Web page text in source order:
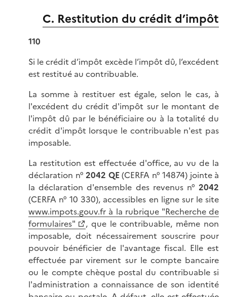
C. Restitution du crédit d’impôt
110
Si le crédit d’impôt excède l’impôt dû, l’excédent
est restitué au contribuable.
La somme à restituer est égale, selon le cas, à
l'excédent du crédit d'impôt sur le montant de
l'impôt dû par le bénéficiaire ou à la totalité du
crédit d'impôt lorsque le contribuable n'est pas
imposable.
La restitution est effectuée d'office, au vu de la
déclaration n° 2042 QE(CERFA n° 14874) jointe à
la déclaration d'ensemble des revenus n° 2042
(CERFA n° 10 330), accessibles en ligne sur le site
www.impots.gouv.fr à la rubrique "Recherche de
formulaires"
, que le contribuable, même non
imposable, doit nécessairement souscrire pour
pouvoir bénéficier de l'avantage fiscal. Elle est
effectuée par virement sur le compte bancaire
ou le compte chèque postal du contribuable si
l'administration a connaissance de son identité